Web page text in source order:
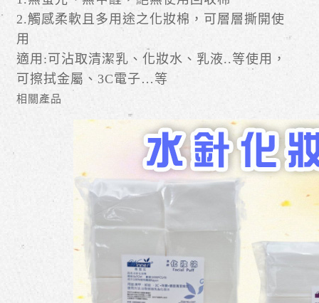
2.觸感柔軟且多用途之化妝棉，可層層撕開使
用
適用:可沾取清潔乳、化妝水、乳液..等使用，
可擦拭金屬、3C電子…等
相關產品